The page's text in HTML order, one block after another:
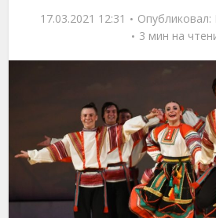
17.03.2021 12:31 Опубликовал:
3 мин на